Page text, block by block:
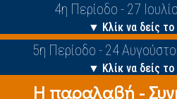
4η Περίοδο - 27
▼ Κλίκ να δείς
5η Περίοδο - 24
▼ Κλίκ να δείς
Η παραλαβή -